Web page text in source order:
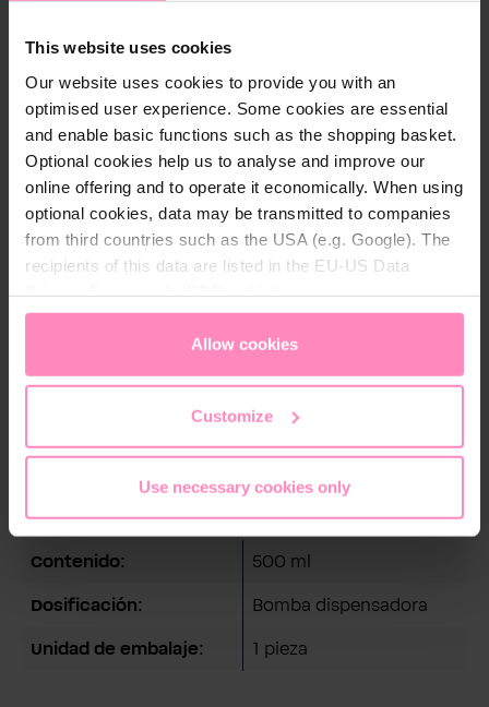
This website uses cookies
Our website uses cookies to provide you with an
optimised user experience. Some cookies are essential
and enable basic functions such as the shopping basket.
Optional cookies help us to analyse and improve our
online offering and to operate it economically. When using
optional cookies, data may be transmitted to companies
from third countries such as the USA (e.g. Google). The
recipients of this data are listed in the EU-US Data
appropriate level of data protection. You canaccept all
only allow necessary cookies
access and change your chosen setting at any time in
Allow cookies
Customize
Use necessary cookies only
pegajosa, deja la piel flexible y le da un bonito
aroma a menta anima su rutina de cuidados y hace
que quiera más.
¡Sé diferente! significa: Texturas agradables y
fragancias deliciosamente modernas - para esa
porción extra de diversión, diseño & sorpresas. Ideal
jóvenes de corazón. ¡Descarado, picante, único! Esto
es lo que distingue a nuestros productos de cuidado:
positivas y frescas, así como envases reciclables.
Detalles técnicos
Contenido: 500 ml
Dosificación: Bomba dispensadora
Unidad de embalaje: 1 pieza